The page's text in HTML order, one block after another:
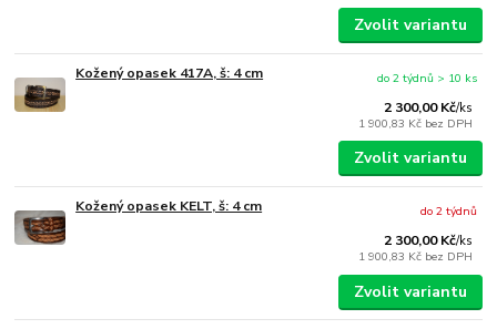
Zvolit variantu
Kožený opasek 417A, š: 4 cm
2 300,00 Kč/ks
1 900,83 Kč bez DPH
do 2 týdnů > 10 ks
Zvolit variantu
Kožený opasek KELT, š: 4 cm
2 300,00 Kč/ks
1 900,83 Kč bez DPH
do 2 týdnů
Zvolit variantu